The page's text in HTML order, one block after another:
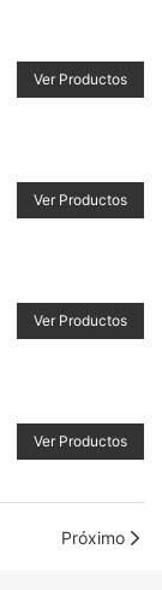
Ver Productos
Ver Productos
Ver Productos
Ver Productos
Próximo